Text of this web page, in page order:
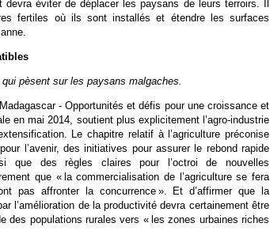
éviter de déplacer les paysans de leurs terroirs. Il
fertiles où ils sont installés et étendre les surfaces
pèsent sur les paysans malgaches.
- Opportunités et défis pour une croissance et
en mai 2014, soutient plus explicitement l’agro-industrie
Le chapitre relatif à l’agriculture préconise
l’avenir, des initiatives pour assurer le rebond rapide
que des règles claires pour l’octroi de nouvelles
que « la commercialisation de l’agriculture se fera
pas affronter la concurrence ». Et d’affirmer que la
l’amélioration de la productivité devra certainement être
des populations rurales vers « les zones urbaines riches